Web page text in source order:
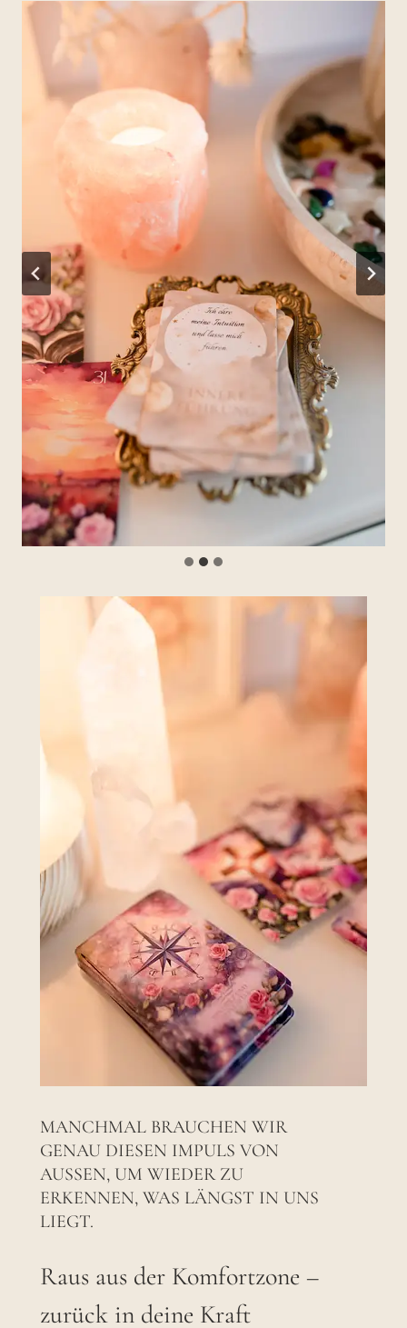
MANCHMAL BRAUCHEN WIR
GENAU DIESEN IMPULS VON
AUSSEN, UM WIEDER ZU E
RKENNEN, WAS LÄNGST IN UNS L
IEGT.
Raus aus der Komfortzone –
zurück in deine Kraft